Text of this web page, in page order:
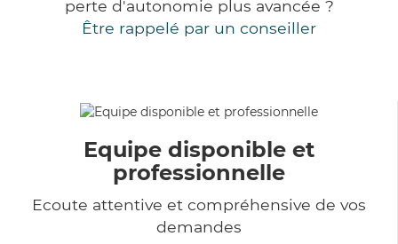
perte d'autonomie plus avancée ?
Être rappelé par un conseiller
Equipe disponible et
professionnelle
Ecoute attentive et compréhensive de vos
demandes